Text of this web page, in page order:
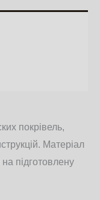
покрівель,
Матеріал
підготовлену